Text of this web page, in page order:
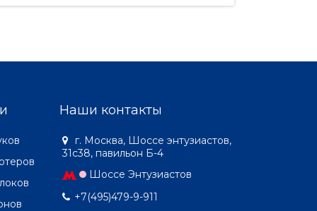
Наши контакты
г. Москва, Шоссе энтузиастов,
31с38, павильон Б-4
Шоссе Энтузиастов
+7(495)479-9-911